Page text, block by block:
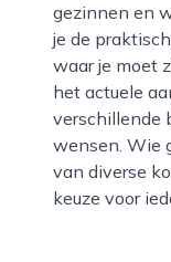
gezinnen en
je de
waar je moet
het actuele
verschillende
wensen. Wie
van diverse
keuze voor